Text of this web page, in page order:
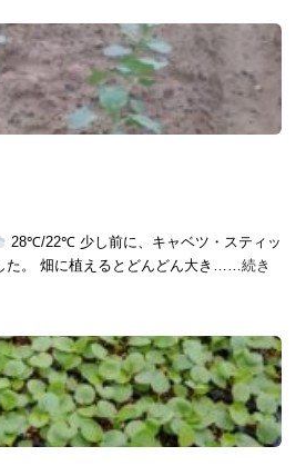
28℃/22℃ 少し前に、キャベツ・スティッ
た。 畑に植えるとどんどん大き……続き